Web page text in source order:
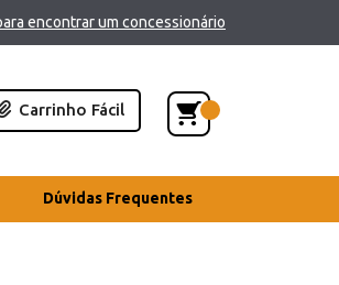
encontrar um concessionário
Carrinho Fácil
Dúvidas Frequentes